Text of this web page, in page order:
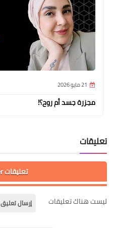
21 مايو 2026
مجزرة جسد أم روح؟!
تعليقات
تعليقات Blogger
ليست هناك تعليقات إرسال تعليق